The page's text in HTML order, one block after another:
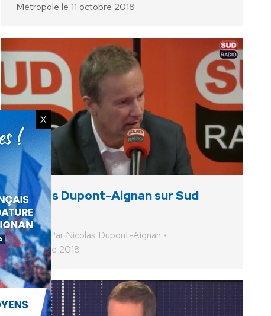
Métropole le 11 octobre 2018
Nicolas Dupont-Aignan sur Sud
Radio
Vidéo Par Nicolas Dupont-Aignan
8 octobre 2018
X